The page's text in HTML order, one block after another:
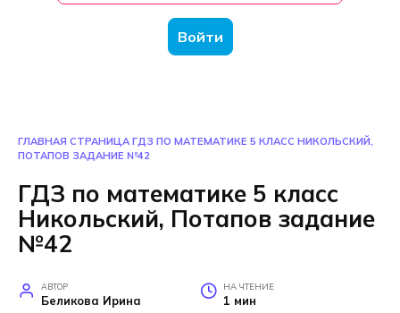
Войти
ГЛАВНАЯ СТРАНИЦА ГДЗ ПО МАТЕМАТИКЕ 5 КЛАСС НИКОЛЬСКИЙ,
ПОТАПОВ ЗАДАНИЕ №42
ГДЗ по математике 5 класс
Никольский, Потапов задание
№42
АВТОР
Беликова Ирина
НА ЧТЕНИЕ
1 мин